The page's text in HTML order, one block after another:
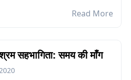
Read More
सहभागिता: समय की माँग